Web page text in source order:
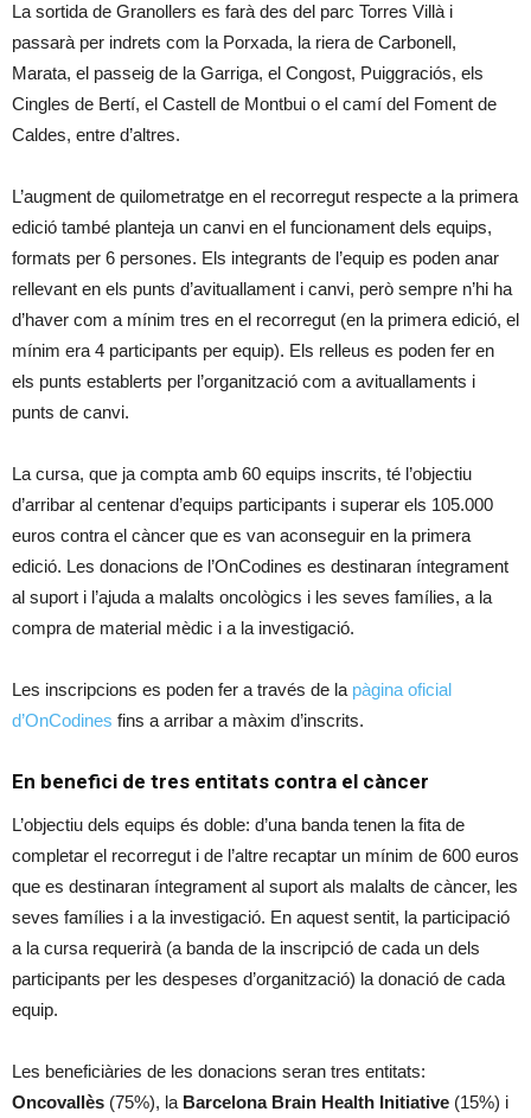
La sortida de Granollers es farà des del parc Torres Villà i
passarà per indrets com la Porxada, la riera de Carbonell,
Marata, el passeig de la Garriga, el Congost, Puiggraciós, els
Cingles de Bertí, el Castell de Montbui o el camí del Foment de
Caldes, entre d’altres.
L’augment de quilometratge en el recorregut respecte a la primera
edició també planteja un canvi en el funcionament dels equips,
formats per 6 persones. Els integrants de l’equip es poden anar
rellevant en els punts d’avituallament i canvi, però sempre n’hi ha
d’haver com a mínim tres en el recorregut (en la primera edició, el
mínim era 4 participants per equip). Els relleus es poden fer en
els punts establerts per l’organització com a avituallaments i
punts de canvi.
La cursa, que ja compta amb 60 equips inscrits, té l’objectiu
d’arribar al centenar d’equips participants i superar els 105.000
euros contra el càncer que es van aconseguir en la primera
edició. Les donacions de l’OnCodines es destinaran íntegrament
al suport i l’ajuda a malalts oncològics i les seves famílies, a la
compra de material mèdic i a la investigació.
Les inscripcions es poden fer a través de la pàgina oficial
d’OnCodines fins a arribar a màxim d’inscrits.
En benefici de tres entitats contra el càncer
L’objectiu dels equips és doble: d’una banda tenen la fita de
completar el recorregut i de l’altre recaptar un mínim de 600 euros
que es destinaran íntegrament al suport als malalts de càncer, les
seves famílies i a la investigació. En aquest sentit, la participació
a la cursa requerirà (a banda de la inscripció de cada un dels
participants per les despeses d’organització) la donació de cada
equip.
Les beneficiàries de les donacions seran tres entitats:
Oncovallès (75%), la Barcelona Brain Health Initiative (15%) i